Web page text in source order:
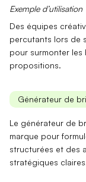
Exemple d’utilisation
Des équipes
percutants lors de
pour surmonter
propositions.
Générateur de
Le générateur de
marque pour
structurées et des
stratégiques